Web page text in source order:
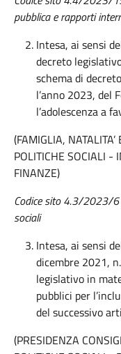
pubblica e rapporti
Intesa, ai sensi
decreto
schema di
l’anno 2023, del
l’adolescenza a
(FAMIGLIA,
POLITICHE SOCIALI -
FINANZE)
Codice sito 4.3/2023/6
sociali
Intesa, ai sensi
dicembre 2021,
legislativo in
pubblici per
del successivo
(PRESIDENZA